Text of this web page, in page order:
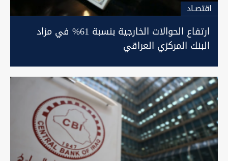
اقتصـاد
ارتفاع الحوالات الخارجية بنسبة 61% في مزاد
البنك المركزي العراقي